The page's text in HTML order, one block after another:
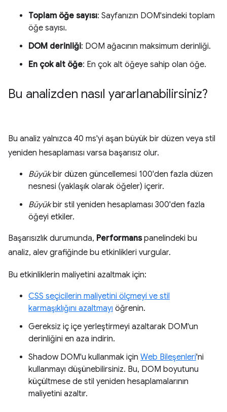
Toplam öğe sayısı: Sayfanızın DOM'sindeki toplam
öğe sayısı.
DOM derinliği: DOM ağacının maksimum derinliği.
En çok alt öğe: En çok alt öğeye sahip olan öğe.
Bu analizden nasıl yararlanabilirsiniz?
Bu analiz yalnızca 40 ms'yi aşan büyük bir düzen veya stil
yeniden hesaplaması varsa başarısız olur.
Büyükbir düzen güncellemesi 100'den fazla düzen
nesnesi (yaklaşık olarak öğeler) içerir.
Büyükbir stil yeniden hesaplaması 300'den fazla
öğeyi etkiler.
Başarısızlık durumunda, Performanspanelindeki bu
analiz, alev grafiğinde bu etkinlikleri vurgular.
Bu etkinliklerin maliyetini azaltmak için:
CSS seçicilerin maliyetini ölçmeyi ve stil
karmaşıklığını azaltmayı öğrenin.
Gereksiz iç içe yerleştirmeyi azaltarak DOM'un
derinliğini en aza indirin.
Shadow DOM'u kullanmak için Web Bileşenleri'ni
kullanmayı düşünebilirsiniz. Bu, DOM boyutunu
küçültmese de stil yeniden hesaplamalarının
maliyetini azaltır.